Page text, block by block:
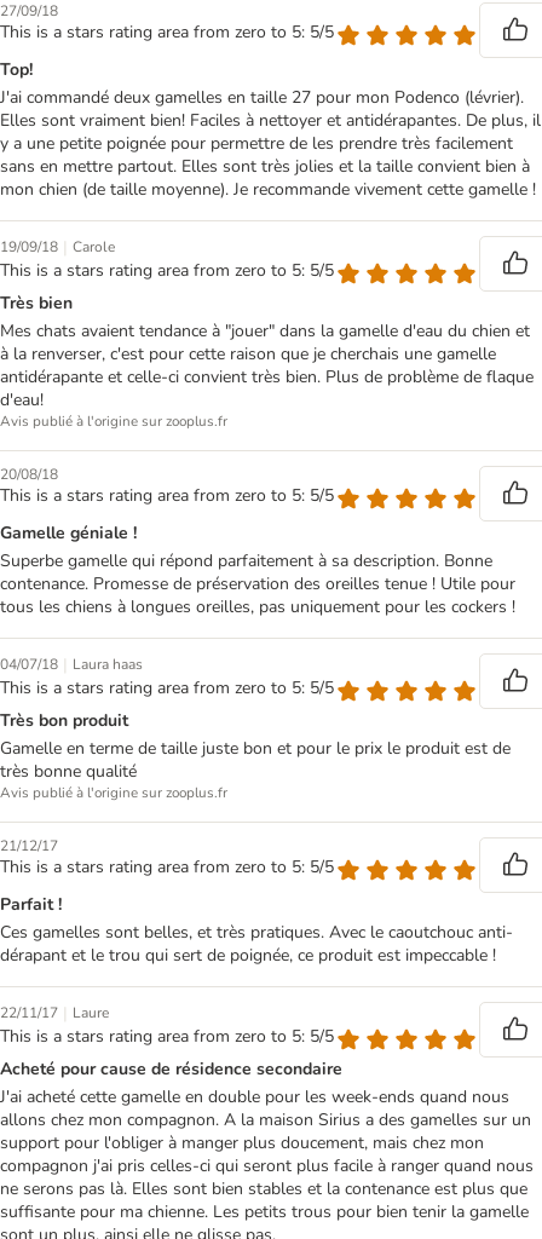
27/09/18
This is a stars rating area from zero to 5: 5/5
Top!
J'ai commandé deux gamelles en taille 27 pour mon Podenco (lévrier).
Elles sont vraiment bien! Faciles à nettoyer et antidérapantes. De plus, il
y a une petite poignée pour permettre de les prendre très facilement
sans en mettre partout. Elles sont très jolies et la taille convient bien à
mon chien (de taille moyenne). Je recommande vivement cette gamelle !
19/09/18 | Carole
This is a stars rating area from zero to 5: 5/5
Très bien
Mes chats avaient tendance à "jouer" dans la gamelle d'eau du chien et
à la renverser, c'est pour cette raison que je cherchais une gamelle
antidérapante et celle-ci convient très bien. Plus de problème de flaque
d'eau!
Avis publié à l'origine sur zooplus.fr
20/08/18
This is a stars rating area from zero to 5: 5/5
Gamelle géniale !
Superbe gamelle qui répond parfaitement à sa description. Bonne
contenance. Promesse de préservation des oreilles tenue ! Utile pour
tous les chiens à longues oreilles, pas uniquement pour les cockers !
04/07/18 | Laura haas
This is a stars rating area from zero to 5: 5/5
Très bon produit
Gamelle en terme de taille juste bon et pour le prix le produit est de
très bonne qualité
Avis publié à l'origine sur zooplus.fr
21/12/17
This is a stars rating area from zero to 5: 5/5
Parfait !
Ces gamelles sont belles, et très pratiques. Avec le caoutchouc anti-
dérapant et le trou qui sert de poignée, ce produit est impeccable !
22/11/17 | Laure
This is a stars rating area from zero to 5: 5/5
Acheté pour cause de résidence secondaire
J'ai acheté cette gamelle en double pour les week-ends quand nous
allons chez mon compagnon. A la maison Sirius a des gamelles sur un
support pour l'obliger à manger plus doucement, mais chez mon
compagnon j'ai pris celles-ci qui seront plus facile à ranger quand nous
ne serons pas là. Elles sont bien stables et la contenance est plus que
suffisante pour ma chienne. Les petits trous pour bien tenir la gamelle